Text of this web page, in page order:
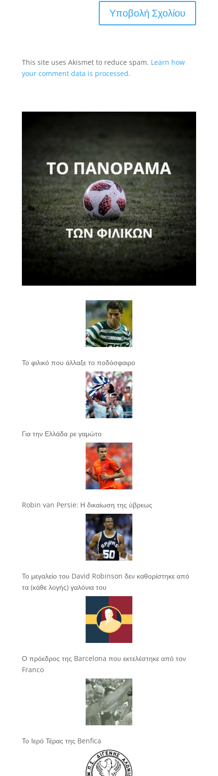
This site uses Akismet to reduce spam. Learn how
your comment data is processed.
Το φιλικό που άλλαξε το ποδόσφαιρο
Για την Ελλάδα ρε γαμώτο
Robin van Persie: Η δικαίωση της ύβρεως
Το μεγαλείο του David Robinson δεν καθορίστηκε από
τα (κάθε λογής) γαλόνια του
Ο πρόεδρος της Barcelona που εκτελέστηκε από τον
Franco
Το Ιερό Τέρας της Benfica